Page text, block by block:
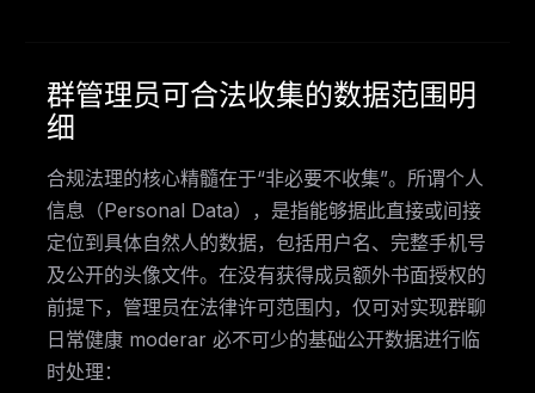
群管理员可合法收集的数据范围明
细
合规法理的核心精髓在于“非必要不收集”。所谓个人
信息（Personal Data），是指能够据此直接或间接
定位到具体自然人的数据，包括用户名、完整手机号
及公开的头像文件。在没有获得成员额外书面授权的
前提下，管理员在法律许可范围内，仅可对实现群聊
日常健康 moderar 必不可少的基础公开数据进行临
时处理：